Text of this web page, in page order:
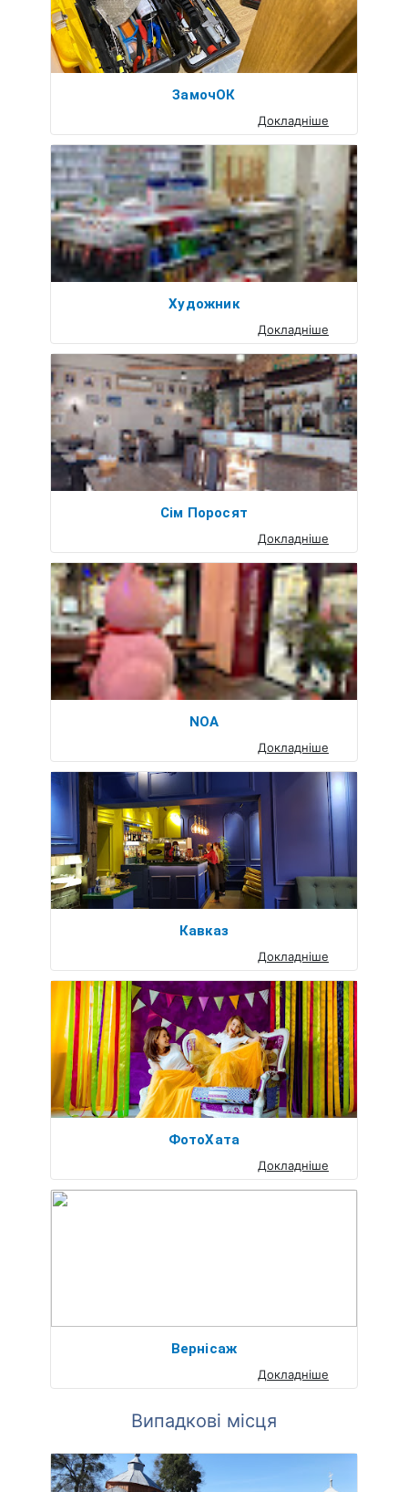
ЗамочОК
Докладніше
Художник
Докладніше
Сім Поросят
Докладніше
NOA
Докладніше
Кавказ
Докладніше
ФотоХата
Докладніше
Вернісаж
Докладніше
Випадкові місця